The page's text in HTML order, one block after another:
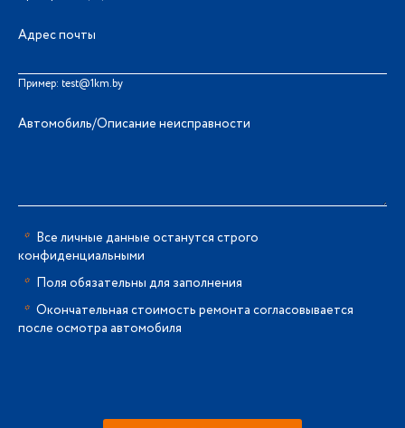
Адрес почты
Пример: test@1km.by
Автомобиль/Описание неисправности
* Все личные данные останутся строго
конфиденциальными
* Поля обязательны для заполнения
* Окончательная стоимость ремонта согласовывается
после осмотра автомобиля